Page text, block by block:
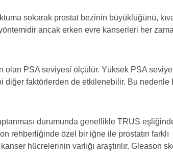
sokarak prostat bezinin büyüklüğünü,
ancak erken evre kanserleri her
olan PSA seviyesi ölçülür. Yüksek PSA
diğer faktörlerden de etkilenebilir. Bu nedenle
durumunda genellikle TRUS
rehberliğinde özel bir iğne ile prostatın farklı
hücrelerinin varlığı araştırılır. Gleason